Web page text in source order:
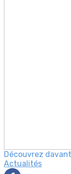
Découvrez
Actualités